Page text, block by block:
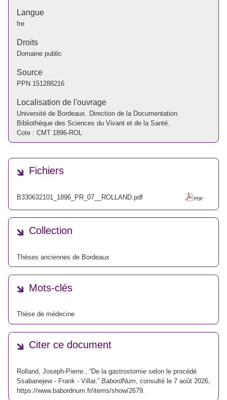
Langue
fre
Droits
Domaine public
Source
PPN 151288216
Localisation de l'ouvrage
Université de Bordeaux. Direction de la Documentation.
Bibliothèque des Sciences du Vivant et de la Santé.
Cote : CMT 1896-ROL
Fichiers
B330632101_1896_PR_07__ROLLAND.pdf
Collection
Thèses anciennes de Bordeaux
Mots-clés
Thèse de médecine
Citer ce document
Rolland, Joseph-Pierre., “De la gastrostomie selon le procédé
Ssabanejew - Frank - Villar,” BabordNum , consulté le 7 août 2026,
https://www.babordnum.fr/items/show/2679